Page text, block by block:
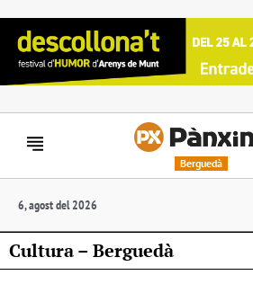
Berguedà
6, agost del 2026
Cultura – Berguedà